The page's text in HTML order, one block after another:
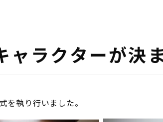
ラクターが決
執り行いました。